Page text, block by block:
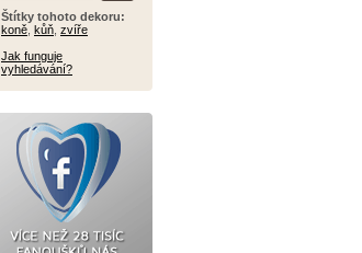
Štítky tohoto dekoru:
koně kůň zvíře
Jak funguje
vyhledávání?